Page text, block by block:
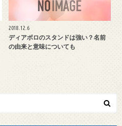
2018.12.6
ディアボロのスタンドは強い？名前
の由来と意味についても